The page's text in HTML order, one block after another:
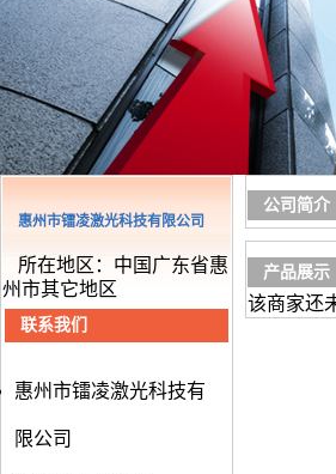
惠州市镭凌激光科技有限公司
所在地区：中国广东省惠
州市其它地区
联系我们
惠州市镭凌激光科技有
限公司
公司简介
产品展示
该商家还